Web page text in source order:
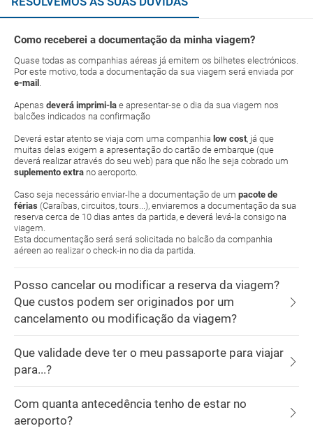
Como receberei a documentação da minha viagem?
Quase todas as companhias aéreas já emitem os bilhetes electrónicos.
Por este motivo, toda a documentação da sua viagem será enviada por
e-mail .
Apenas deverá imprimi-la e apresentar-se o dia da sua viagem nos
balcões indicados na confirmação
Deverá estar atento se viaja com uma companhia low cost, já que
muitas delas exigem a apresentação do cartão de embarque (que
deverá realizar através do seu web) para que não lhe seja cobrado um
suplemento extra no aeroporto.
Caso seja necessário enviar-lhe a documentação de um pacote de
férias (Caraíbas, circuitos, tours...), enviaremos a documentação da sua
reserva cerca de 10 dias antes da partida, e deverá levá-la consigo na
viagem.
Esta documentação será será solicitada no balcão da companhia
aéreen ao realizar o check-in no dia da partida.
Posso cancelar ou modificar a reserva da viagem?
Que custos podem ser originados por um
cancelamento ou modificação da viagem?
Que validade deve ter o meu passaporte para viajar
para...?
Com quanta antecedência tenho de estar no
aeroporto?